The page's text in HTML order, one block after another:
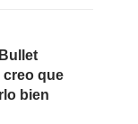
creo que
bien